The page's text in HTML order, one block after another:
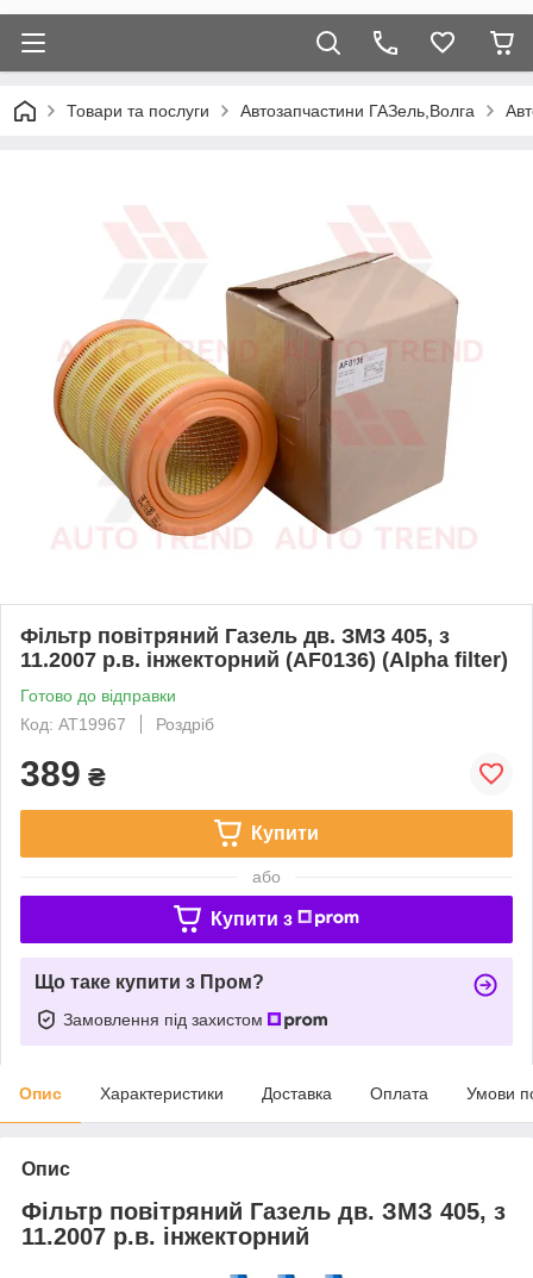
Товари та послуги Автозапчастини ГАЗель,Волга
Фільтр повітряний Газель дв. ЗМЗ 405, з
11.2007 р.в. інжекторний (AF0136) (Alpha filter)
Готово до відправки
Код: AT19967
Роздріб
389 ₴
Купити
або
Купити з
Що таке купити з Пром?
Замовлення під захистом
Опис Характеристики Доставка Оплата Умови
Опис
Фільтр повітряний Газель дв. ЗМЗ 405, з
11.2007 р.в. інжекторний